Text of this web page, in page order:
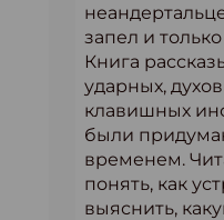
запел и
Книга
ударных,
клавишных
были
временем.
понять, как
выяснить,